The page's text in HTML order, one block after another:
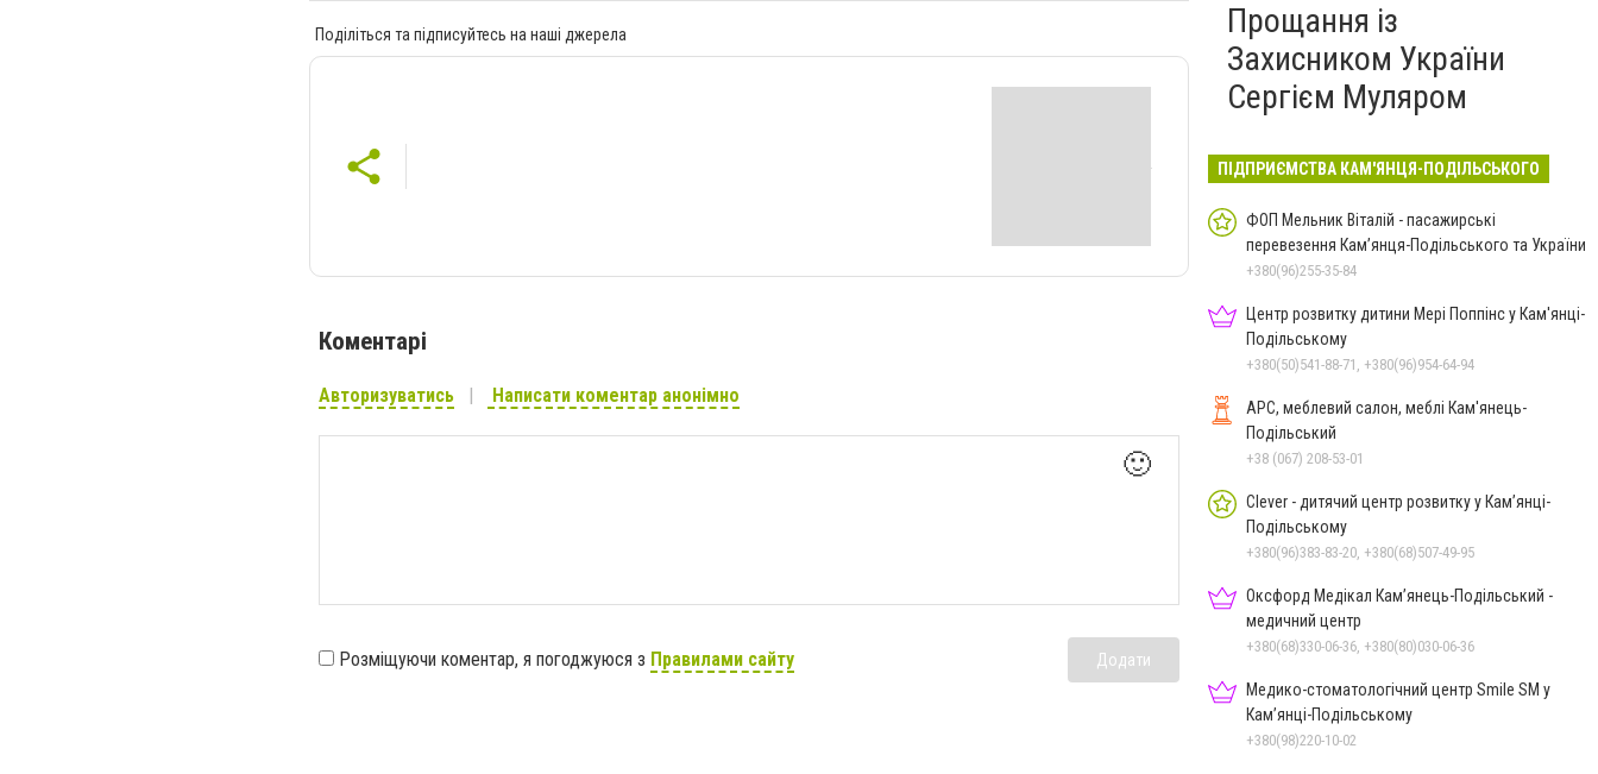
Поділіться та підписуйтесь на наші джерела
Коментарі
Авторизуватись Написати коментар анонімно
🙂
Розміщуючи коментар, я погоджуюся з Правилами сайту Додати
Прощання із
Захисником України
Сергієм Муляром
ПІДПРИЄМСТВА КАМ'ЯНЦЯ-ПОДІЛЬСЬКОГО
ФОП Мельник Віталій - пасажирські
перевезення Кам’янця-Подільського та України
+380(96)255-35-84
Центр розвитку дитини Мері Поппінс у Кам'янці-
Подільському
+380(50)541-88-71, +380(96)954-64-94
АРС, меблевий салон, меблі Кам'янець-
Подільський
+38 (067) 208-53-01
Clever - дитячий центр розвитку у Кам’янці-
Подільському
+380(96)383-83-20, +380(68)507-49-95
Оксфорд Медікал Кам’янець-Подільський -
медичний центр
+380(68)330-06-36, +380(80)030-06-36
Медико-стоматологічний центр Smile SM у
Кам’янці-Подільському
+380(98)220-10-02